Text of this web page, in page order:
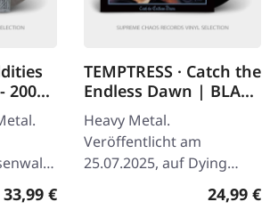
2004
Doppel-
Regulärer Preis:
33,99 €
TEMPTRESS · Catch the
Endless Dawn | BLACK
LP
Heavy Metal.
Veröffentlicht am
25.07.2025, auf Dying
Victims Productions.
Schwarzes Vinyl, Insert,
24,99 €